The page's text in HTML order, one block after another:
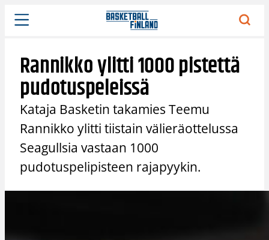
Siirry
sisältöön
Rannikko ylitti 1000 pistettä
pudotuspeleissä
Kataja Basketin takamies Teemu
Rannikko ylitti tiistain välieräottelussa
Seagullsia vastaan 1000
pudotuspelipisteen rajapyykin.